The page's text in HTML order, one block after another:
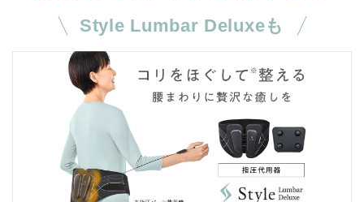
Style Lumbar Deluxeも